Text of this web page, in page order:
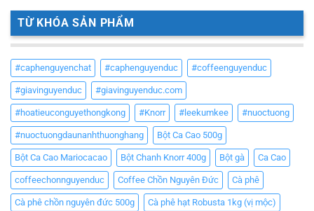
TỪ KHÓA SẢN PHẨM
#caphenguyenchat #caphenguyenduc #coffeenguyenduc
#giavinguyenduc #giavinguyenduc.com
#hoatieuconguyethongkong #Knorr #leekumkee #nuoctuong
#nuoctuongdaunanhthuonghang Bột Ca Cao 500g
Bột Ca Cao Mariocacao Bột Chanh Knorr 400g Bột gà Ca Cao
coffeechonnguyenduc Coffee Chồn Nguyên Đức Cà phê
Cà phê chồn nguyên đức 500g Cà phê hạt Robusta 1kg (vị mộc)